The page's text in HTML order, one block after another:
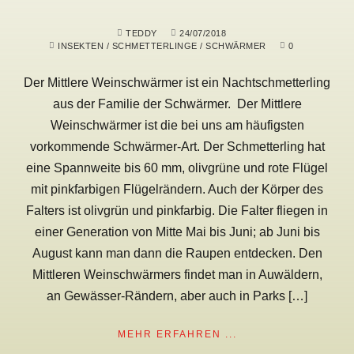
TEDDY
24/07/2018
INSEKTEN / SCHMETTERLINGE /SCHWÄRMER 0
Der Mittlere Weinschwärmer ist ein Nachtschmetterling
aus der Familie der Schwärmer. Der Mittlere
Weinschwärmer ist die bei uns am häufigsten
vorkommende Schwärmer-Art. Der Schmetterling hat
eine Spannweite bis 60 mm, olivgrüne und rote Flügel
mit pinkfarbigen Flügelrändern. Auch der Körper des
Falters ist olivgrün und pinkfarbig. Die Falter fliegen in
einer Generation von Mitte Mai bis Juni; ab Juni bis
August kann man dann die Raupen entdecken. Den
Mittleren Weinschwärmers findet man in Auwäldern,
an Gewässer-Rändern, aber auch in Parks […]
MEHR ERFAHREN ...